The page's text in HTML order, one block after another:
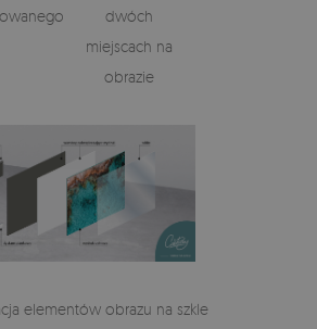
dwóch
miejscach na
obrazie
elementów obrazu na szkle